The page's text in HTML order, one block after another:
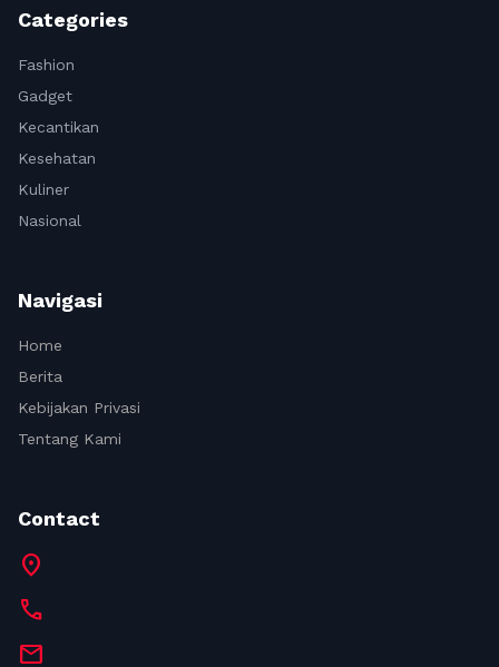
Categories
Fashion
Gadget
Kecantikan
Kesehatan
Kuliner
Nasional
Navigasi
Home
Berita
Kebijakan Privasi
Tentang Kami
Contact
location_on
call
mail